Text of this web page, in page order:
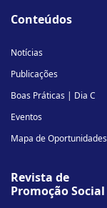
Conteúdos
Notícias
Publicações
Boas Práticas | Dia C
Eventos
Mapa de Oportunidades
Revista de
Promoção Social